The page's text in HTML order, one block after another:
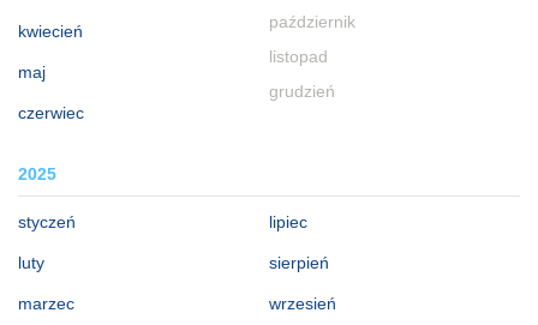
kwiecień
maj
czerwiec
październik
listopad
grudzień
2025
styczeń
luty
marzec
lipiec
sierpień
wrzesień